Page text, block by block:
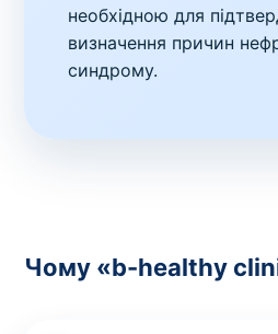
необхідною для
визначення причин
синдрому.
Чому «b-healthy